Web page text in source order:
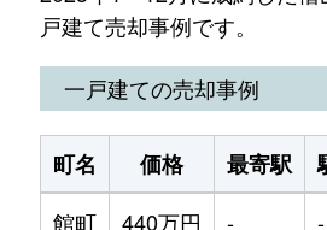
戸建て売却事例です。
一戸建ての売却事例
町名 価格 最寄駅
館町
440万円 - -